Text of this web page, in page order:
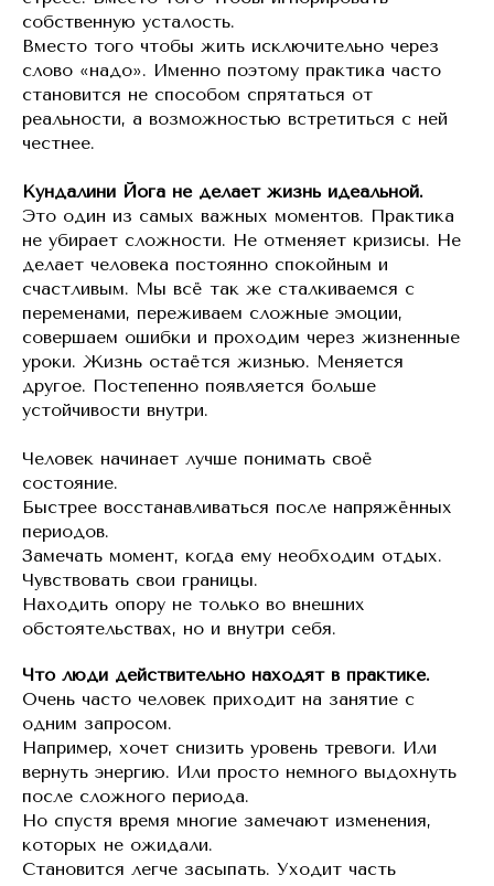
собственную усталость.
Вместо того чтобы жить исключительно через
слово «надо». Именно поэтому практика часто
становится не способом спрятаться от
реальности, а возможностью встретиться с ней
честнее.
Кундалини Йога не делает жизнь идеальной.
Это один из самых важных моментов. Практика
не убирает сложности. Не отменяет кризисы. Не
делает человека постоянно спокойным и
счастливым. Мы всё так же сталкиваемся с
переменами, переживаем сложные эмоции,
совершаем ошибки и проходим через жизненные
уроки. Жизнь остаётся жизнью. Меняется
другое. Постепенно появляется больше
устойчивости внутри.
Человек начинает лучше понимать своё
состояние.
Быстрее восстанавливаться после напряжённых
периодов.
Замечать момент, когда ему необходим отдых.
Чувствовать свои границы.
Находить опору не только во внешних
обстоятельствах, но и внутри себя.
Что люди действительно находят в практике.
Очень часто человек приходит на занятие с
одним запросом.
Например, хочет снизить уровень тревоги. Или
вернуть энергию. Или просто немного выдохнуть
после сложного периода.
Но спустя время многие замечают изменения,
которых не ожидали.
Становится легче засыпать. Уходит часть